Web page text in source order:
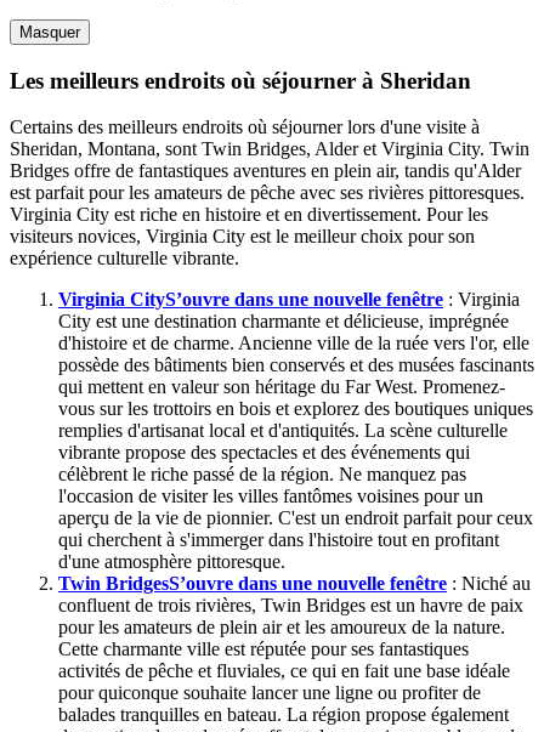
Masquer
Les meilleurs endroits où séjourner à Sheridan
Certains des meilleurs endroits où séjourner lors d'une visite à
Sheridan, Montana, sont Twin Bridges, Alder et Virginia City. Twin
Bridges offre de fantastiques aventures en plein air, tandis qu'Alder
est parfait pour les amateurs de pêche avec ses rivières pittoresques.
Virginia City est riche en histoire et en divertissement. Pour les
visiteurs novices, Virginia City est le meilleur choix pour son
expérience culturelle vibrante.
Virginia CityS’ouvre dans une nouvelle fenêtre : Virginia
City est une destination charmante et délicieuse, imprégnée
d'histoire et de charme. Ancienne ville de la ruée vers l'or, elle
possède des bâtiments bien conservés et des musées fascinants
qui mettent en valeur son héritage du Far West. Promenez-
vous sur les trottoirs en bois et explorez des boutiques uniques
remplies d'artisanat local et d'antiquités. La scène culturelle
vibrante propose des spectacles et des événements qui
célèbrent le riche passé de la région. Ne manquez pas
l'occasion de visiter les villes fantômes voisines pour un
aperçu de la vie de pionnier. C'est un endroit parfait pour ceux
qui cherchent à s'immerger dans l'histoire tout en profitant
d'une atmosphère pittoresque.
Twin BridgesS’ouvre dans une nouvelle fenêtre : Niché au
confluent de trois rivières, Twin Bridges est un havre de paix
pour les amateurs de plein air et les amoureux de la nature.
Cette charmante ville est réputée pour ses fantastiques
activités de pêche et fluviales, ce qui en fait une base idéale
pour quiconque souhaite lancer une ligne ou profiter de
balades tranquilles en bateau. La région propose également